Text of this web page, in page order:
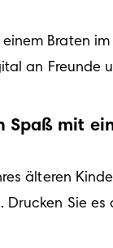
Braten
an Freunde
Spaß mit
älteren
Drucken Sie